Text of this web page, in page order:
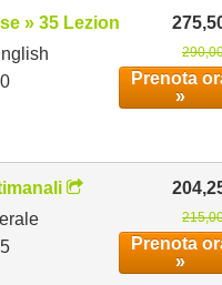
» 35 Lezioni settimanali
Prenota
»
Prenota
»